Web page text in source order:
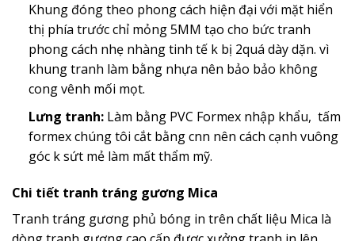
Khung đóng theo phong cách hiện đại với mặt hiển
thị phía trước chỉ mỏng 5MM tạo cho bức tranh
phong cách nhẹ nhàng tinh tế k bị 2quá dày dặn. vì
khung tranh làm bằng nhựa nên bảo bảo không
cong vênh mối mọt.
Lưng tranh:Làm bằng PVC Formex nhập khẩu, tấm
formex chúng tôi cắt bằng cnn nên cách cạnh vuông
góc k sứt mẻ làm mất thẩm mỹ.
Chi tiết tranh tráng gương Mica
Tranh tráng gương phủ bóng in trên chất liệu Mica là